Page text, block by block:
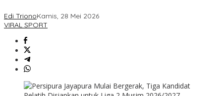
Edi TrionoKamis, 28 Mei 2026
VIRAL SPORT